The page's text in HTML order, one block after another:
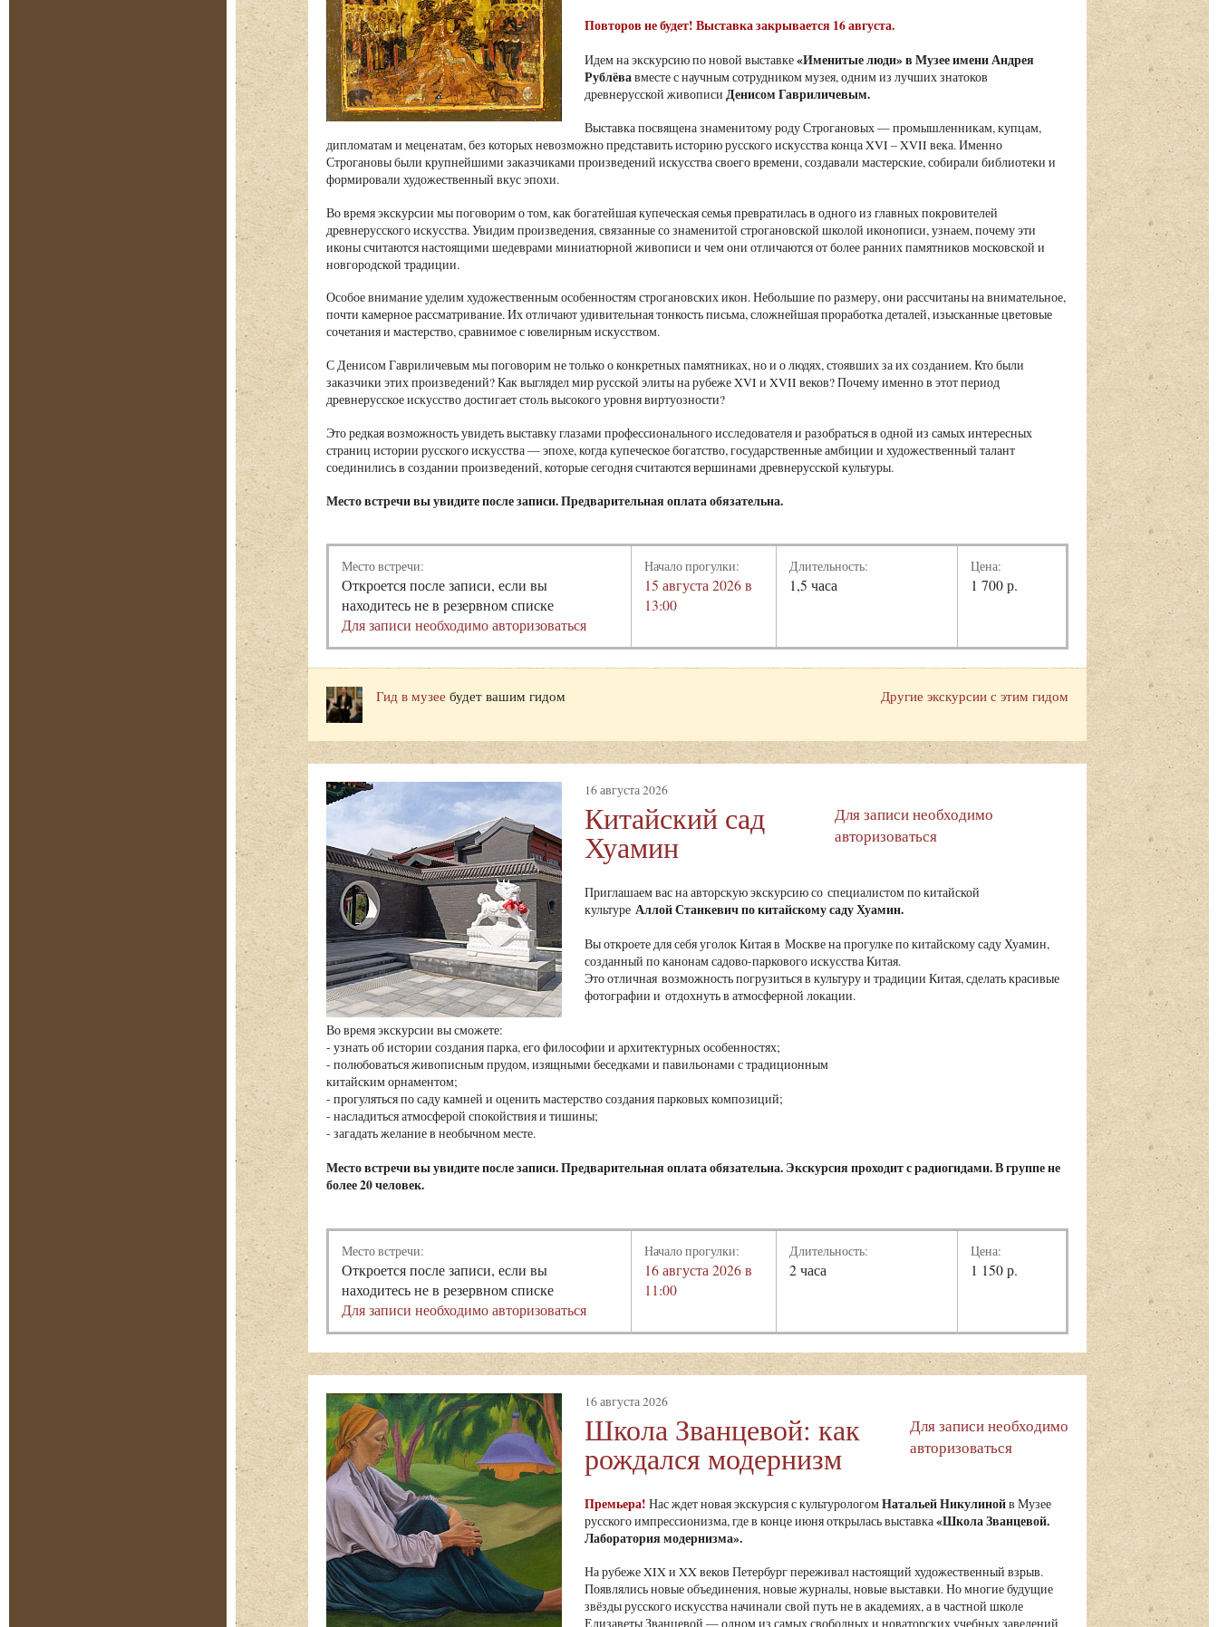
Повторов не будет! Выставка закрывается 16 августа.
Идем на экскурсию по новой выставке«Именитые люди» в Музее имени Андрея
Рублёвавместе с научным сотрудником музея, одним из лучших знатоков
древнерусской живописи Денисом Гавриличевым.
Выставка посвящена знаменитому роду Строгановых — промышленникам, купцам,
дипломатам и меценатам, без которых невозможно представить историю русского искусства конца XVI – XVII века. Именно
Строгановы были крупнейшими заказчиками произведений искусства своего времени, создавали мастерские, собирали библиотеки и
формировали художественный вкус эпохи.
Во время экскурсии мы поговорим о том, как богатейшая купеческая семья превратилась в одного из главных покровителей
древнерусского искусства. Увидим произведения, связанные со знаменитой строгановской школой иконописи, узнаем, почему эти
иконы считаются настоящими шедеврами миниатюрной живописи и чем они отличаются от более ранних памятников московской и
новгородской традиции.
Особое внимание уделим художественным особенностям строгановских икон. Небольшие по размеру, они рассчитаны на внимательное,
почти камерное рассматривание. Их отличают удивительная тонкость письма, сложнейшая проработка деталей, изысканные цветовые
сочетания и мастерство, сравнимое с ювелирным искусством.
С Денисом Гавриличевым мы поговорим не только о конкретных памятниках, но и о людях, стоявших за их созданием. Кто были
заказчики этих произведений? Как выглядел мир русской элиты на рубеже XVI и XVII веков? Почему именно в этот период
древнерусское искусство достигает столь высокого уровня виртуозности?
Это редкая возможность увидеть выставку глазами профессионального исследователя и разобраться в одной из самых интересных
страниц истории русского искусства — эпохе, когда купеческое богатство, государственные амбиции и художественный талант
соединились в создании произведений, которые сегодня считаются вершинами древнерусской культуры.
Место встречи вы увидите после записи. Предварительная оплата обязательна.
Место встречи:
Откроется после записи, если вы
находитесь не в резервном списке
Для записи необходимо авторизоваться
Начало прогулки:
15 августа 2026 в
13:00
Длительность:
1,5 часа
Цена:
1 700 р.
Другие экскурсии с этим гидом
Гид в музее будет вашим гидом
16 августа 2026
Китайский сад
Хуамин
Для записи необходимо
авторизоваться
Приглашаем вас на авторскую экскурсию со специалистом по китайской
культуре Аллой Станкевичпо китайскому саду Хуамин.
Вы откроете для себя уголок Китая в Москве на прогулке по китайскому саду Хуамин,
созданный по канонам садово-паркового искусства Китая.
Это отличная возможность погрузиться в культуру и традиции Китая, сделать красивые
фотографии и отдохнуть в атмосферной локации.
Во время экскурсии вы сможете:
- узнать об истории создания парка, его философии и архитектурных особенностях;
- полюбоваться живописным прудом, изящными беседками и павильонами с традиционным
китайским орнаментом;
- прогуляться по саду камней и оценить мастерство создания парковых композиций;
- насладиться атмосферой спокойствия и тишины;
- загадать желание в необычном месте.
Место встречи вы увидите после записи. Предварительная оплата обязательна. Экскурсия проходит с радиогидами. В группе не
более 20 человек.
Место встречи:
Откроется после записи, если вы
находитесь не в резервном списке
Для записи необходимо авторизоваться
Начало прогулки:
16 августа 2026 в
11:00
Длительность:
2 часа
Цена:
1 150 р.
16 августа 2026
Школа Званцевой: как
рождался модернизм
Для записи необходимо
авторизоваться
Премьера! Нас ждет новая экскурсия с культурологомНатальей Никулинойв Музее
русского импрессионизма, где в конце июня открылась выставка«Школа Званцевой.
Лаборатория модернизма».
На рубеже XIX и XX веков Петербург переживал настоящий художественный взрыв.
Появлялись новые объединения, новые журналы, новые выставки. Но многие будущие
звёзды русского искусства начинали свой путь не в академиях, а в частной школе
Елизаветы Званцевой — одном из самых свободных и новаторских учебных заведений